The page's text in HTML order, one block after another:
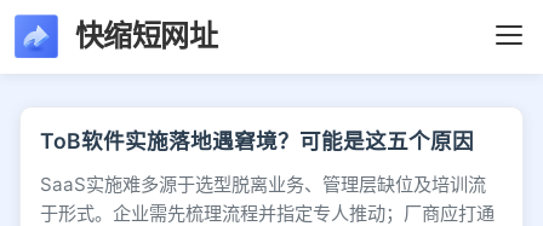
快缩短网址
文章列表 - 第45页 -
ToB软件实施落地遇窘境？可能是这五个原因
SaaS实施难多源于选型脱离业务、管理层缺位及培训流
于形式。企业需先梳理流程并指定专人推动；厂商应打通